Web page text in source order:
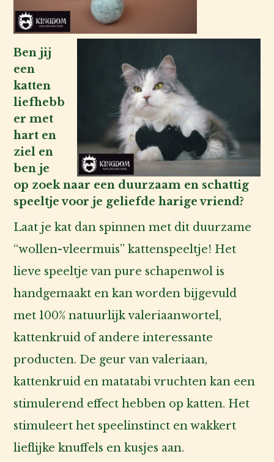
Ben jij
een
katten
liefhebb
er met
hart en
ziel en
ben je
op zoek naar een duurzaam en schattig
speeltje voor je geliefde harige vriend?
Laat je kat dan spinnen met dit duurzame
“wollen-vleermuis” kattenspeeltje! Het
lieve speeltje van pure schapenwol is
handgemaakt en kan worden bijgevuld
met 100% natuurlijk valeriaanwortel,
kattenkruid of andere interessante
producten. De geur van valeriaan,
kattenkruid en matatabi vruchten kan een
stimulerend effect hebben op katten. Het
stimuleert het speelinstinct en wakkert
lieflijke knuffels en kusjes aan.